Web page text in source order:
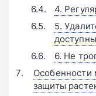
4.
5.
доступны
6. Не
Особенности
защиты